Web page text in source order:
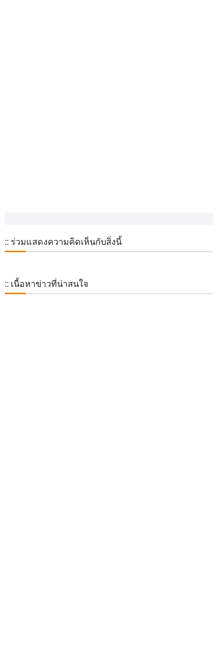
:: ร่วมแสดงความคิดเห็นกับสิ่งนี้
:: เนื้อหาข่าวที่น่าสนใจ